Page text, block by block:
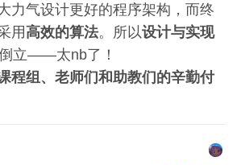
力气设计更好的程序架构，而终
用高效的算法。所以设计与实现
立——太nb了！
程组、老师们和助教们的辛勤付